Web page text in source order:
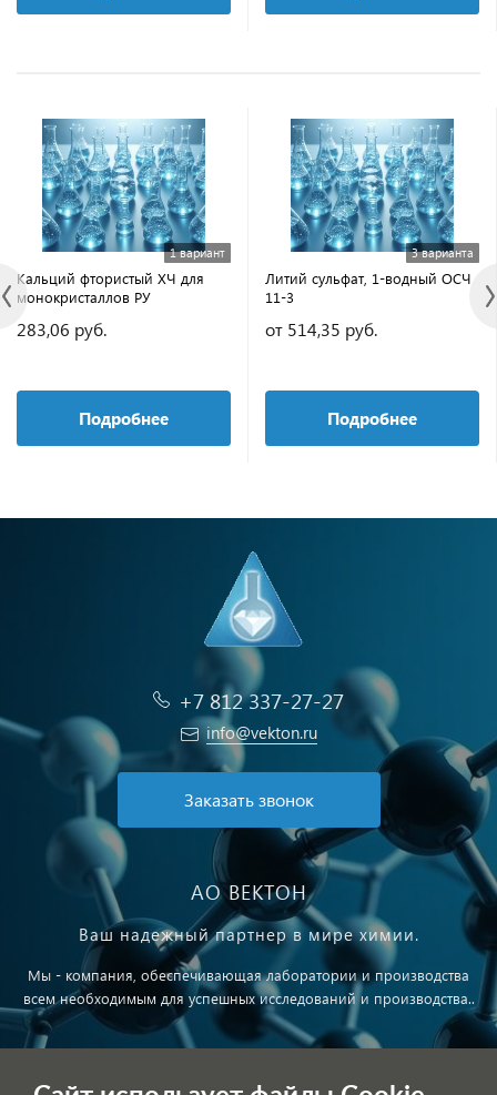
1 вариант
Кальций фтористый ХЧ для
монокристаллов РУ
283,06 руб.
Подробнее
3 варианта
Литий сульфат, 1-водный ОСЧ
11-3
от 514,35 руб.
Подробнее
+7 812 337-27-27
info@vekton.ru
Заказать звонок
АО ВЕКТОН
Ваш надежный партнер в мире химии.
Мы - компания, обеспечивающая лаборатории и производства
всем необходимым для успешных исследований и производства..